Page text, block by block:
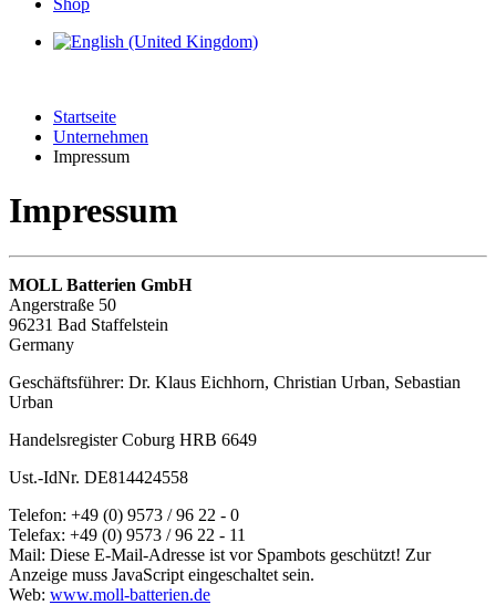
Shop
Startseite
Unternehmen
Impressum
Impressum
MOLL Batterien GmbH
Angerstraße 50
96231 Bad Staffelstein
Germany
Geschäftsführer: Dr. Klaus Eichhorn, Christian Urban, Sebastian
Urban
Handelsregister Coburg HRB 6649
Ust.-IdNr. DE814424558
Telefon: +49 (0) 9573 / 96 22 - 0
Telefax: +49 (0) 9573 / 96 22 - 11
Mail: Diese E-Mail-Adresse ist vor Spambots geschützt! Zur
Anzeige muss JavaScript eingeschaltet sein.
Web: www.moll-batterien.de